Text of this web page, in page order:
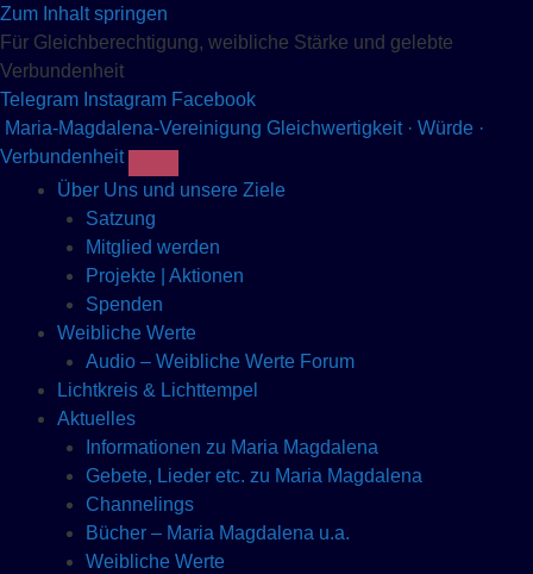
Zum Inhalt springen
Für Gleichberechtigung, weibliche Stärke und gelebte
Verbundenheit
Telegram Instagram Facebook
Maria-Magdalena-Vereinigung Gleichwertigkeit · Würde ·
Verbundenheit
Über Uns und unsere Ziele
Satzung
Mitglied werden
Projekte | Aktionen
Spenden
Weibliche Werte
Audio – Weibliche Werte Forum
Lichtkreis & Lichttempel
Aktuelles
Informationen zu Maria Magdalena
Gebete, Lieder etc. zu Maria Magdalena
Channelings
Bücher – Maria Magdalena u.a.
Weibliche Werte